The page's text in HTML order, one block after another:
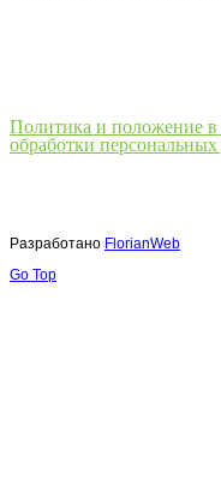
Политика и положение
обработки
Разработано FlorianWeb
Go Top